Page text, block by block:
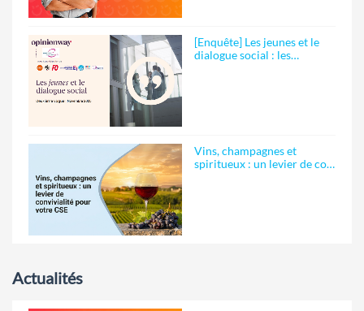
[Enquête] Les jeunes et le
dialogue social : les…
Vins, champagnes et
spiritueux : un levier de co…
Actualités